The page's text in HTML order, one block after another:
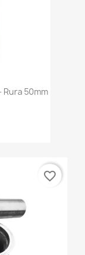
50mm
favorite_border